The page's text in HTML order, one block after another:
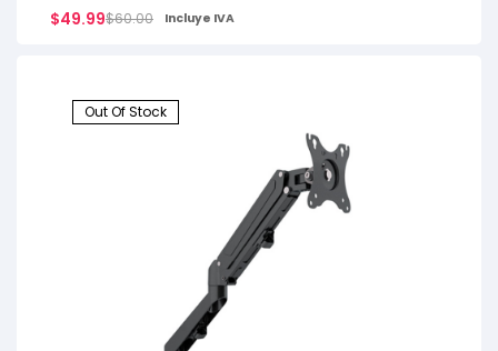
$60.00
$49.99 Incluye IVA
Out Of Stock